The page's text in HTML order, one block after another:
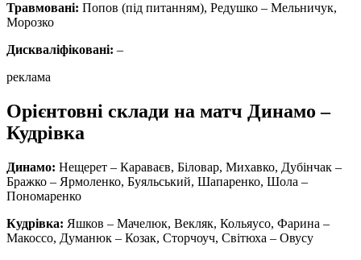
Травмовані: Попов (під питанням), Редушко – Мельничук,
Морозко
Дискваліфіковані: –
реклама
Орієнтовні склади на матч Динамо –
Кудрівка
Динамо: Нещерет – Караваєв, Біловар, Михавко, Дубінчак –
Бражко – Ярмоленко, Буяльський, Шапаренко, Шола –
Пономаренко
Кудрівка: Яшков – Мачелюк, Векляк, Кольяусо, Фарина –
Макоссо, Думанюк – Козак, Сторчоуч, Світюха – Овусу